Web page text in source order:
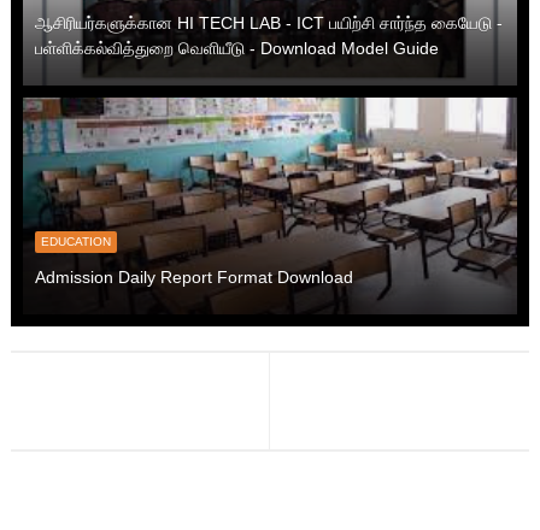
ஆசிரியர்களுக்கான HI TECH LAB - ICT பயிற்சி சார்ந்த கையேடு -
பள்ளிக்கல்வித்துறை வெளியீடு - Download Model Guide
EDUCATION
Admission Daily Report Format Download